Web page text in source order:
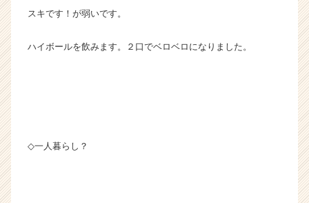
スキです！が弱いです。
ハイボールを飲みます。２口でベロベロになりました。
◇一人暮らし？